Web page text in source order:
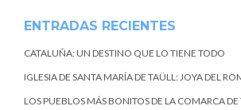
ENTRADAS RECIENTES
CATALUÑA: UN DESTINO QUE LO TIENE TODO
IGLESIA DE SANTA MARÍA DE TAÜLL: JOYA DEL
LOS PUEBLOS MÁS BONITOS DE LA COMARCA DE